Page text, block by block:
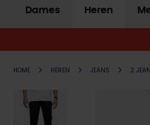
Dames Heren
HOME HEREN JEANS 2